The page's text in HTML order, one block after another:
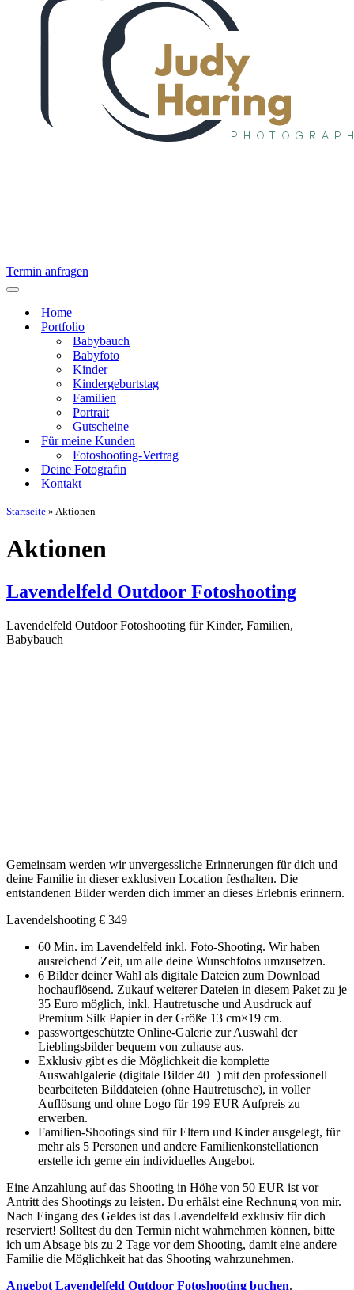
Termin anfragen
Navigationsmenü
Home
Portfolio
Babybauch
Babyfoto
Kinder
Kindergeburtstag
Familien
Portrait
Gutscheine
Für meine Kunden
Fotoshooting-Vertrag
Deine Fotografin
Kontakt
Startseite » Aktionen
Aktionen
Lavendelfeld Outdoor Fotoshooting
Lavendelfeld Outdoor Fotoshooting für Kinder, Familien,
Babybauch
Gemeinsam werden wir unvergessliche Erinnerungen für dich und
deine Familie in dieser exklusiven Location festhalten. Die
entstandenen Bilder werden dich immer an dieses Erlebnis erinnern.
Lavendelshooting € 349
60 Min. im Lavendelfeld inkl. Foto-Shooting. Wir haben
ausreichend Zeit, um alle deine Wunschfotos umzusetzen.
6 Bilder deiner Wahl als digitale Dateien zum Download
hochauflösend. Zukauf weiterer Dateien in diesem Paket zu je
35 Euro möglich, inkl. Hautretusche und Ausdruck auf
Premium Silk Papier in der Größe 13 cm×19 cm.
passwortgeschützte Online-Galerie zur Auswahl der
Lieblingsbilder bequem von zuhause aus.
Exklusiv gibt es die Möglichkeit die komplette
Auswahlgalerie (digitale Bilder 40+) mit den professionell
bearbeiteten Bilddateien (ohne Hautretusche), in voller
Auflösung und ohne Logo für 199 EUR Aufpreis zu
erwerben.
Familien-Shootings sind für Eltern und Kinder ausgelegt, für
mehr als 5 Personen und andere Familienkonstellationen
erstelle ich gerne ein individuelles Angebot.
Eine Anzahlung auf das Shooting in Höhe von 50 EUR ist vor
Antritt des Shootings zu leisten. Du erhälst eine Rechnung von mir.
Nach Eingang des Geldes ist das Lavendelfeld exklusiv für dich
reserviert! Solltest du den Termin nicht wahrnehmen können, bitte
ich um Absage bis zu 2 Tage vor dem Shooting, damit eine andere
Familie die Möglichkeit hat das Shooting wahrzunehmen.
Angebot Lavendelfeld Outdoor Fotoshooting buchen.